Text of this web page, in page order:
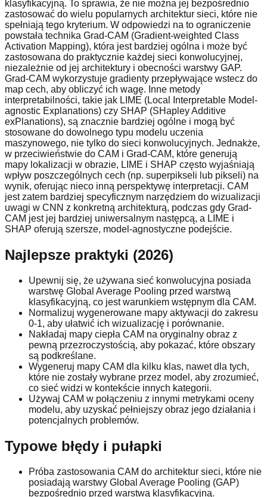
klasyfikacyjną. To sprawia, że nie można jej bezpośrednio
zastosować do wielu popularnych architektur sieci, które nie
spełniają tego kryterium. W odpowiedzi na to ograniczenie
powstała technika Grad-CAM (Gradient-weighted Class
Activation Mapping), która jest bardziej ogólna i może być
zastosowana do praktycznie każdej sieci konwolucyjnej,
niezależnie od jej architektury i obecności warstwy GAP.
Grad-CAM wykorzystuje gradienty przepływające wstecz do
map cech, aby obliczyć ich wagę. Inne metody
interpretabilności, takie jak LIME (Local Interpretable Model-
agnostic Explanations) czy SHAP (SHapley Additive
exPlanations), są znacznie bardziej ogólne i mogą być
stosowane do dowolnego typu modelu uczenia
maszynowego, nie tylko do sieci konwolucyjnych. Jednakże,
w przeciwieństwie do CAM i Grad-CAM, które generują
mapy lokalizacji w obrazie, LIME i SHAP często wyjaśniają
wpływ poszczególnych cech (np. superpikseli lub pikseli) na
wynik, oferując nieco inną perspektywę interpretacji. CAM
jest zatem bardziej specyficznym narzędziem do wizualizacji
uwagi w CNN z konkretną architekturą, podczas gdy Grad-
CAM jest jej bardziej uniwersalnym następcą, a LIME i
SHAP oferują szersze, model-agnostyczne podejście.
Najlepsze praktyki (2026)
Upewnij się, że używana sieć konwolucyjna posiada
warstwę Global Average Pooling przed warstwą
klasyfikacyjną, co jest warunkiem wstępnym dla CAM.
Normalizuj wygenerowane mapy aktywacji do zakresu
0-1, aby ułatwić ich wizualizację i porównanie.
Nakładaj mapy ciepła CAM na oryginalny obraz z
pewną przezroczystością, aby pokazać, które obszary
są podkreślane.
Wygeneruj mapy CAM dla kilku klas, nawet dla tych,
które nie zostały wybrane przez model, aby zrozumieć,
co sieć widzi w kontekście innych kategorii.
Używaj CAM w połączeniu z innymi metrykami oceny
modelu, aby uzyskać pełniejszy obraz jego działania i
potencjalnych problemów.
Typowe błędy i pułapki
Próba zastosowania CAM do architektur sieci, które nie
posiadają warstwy Global Average Pooling (GAP)
bezpośrednio przed warstwą klasyfikacyjną.